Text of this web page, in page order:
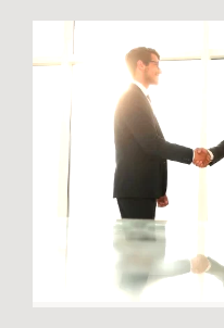
potencien su
esperados
prácticas y diversas